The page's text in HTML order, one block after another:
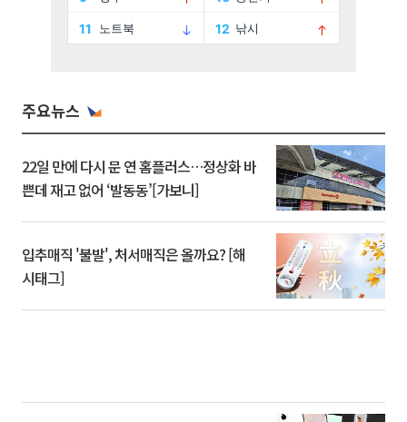
주요뉴스
22일 만에 다시 문 연 홈플러스…정상화 바
쁜데 재고 없어 ‘발동동’[가보니]
입추매직 '불발', 처서매직은 올까요? [해
시태그]